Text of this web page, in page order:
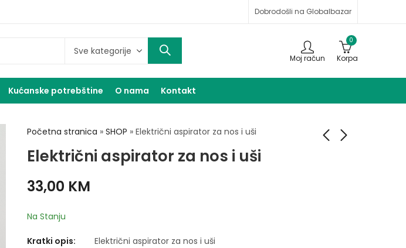
Dobrodošli na Globalbazar
Moj račun
0
Korpa
Kućanske potrebštine O nama Kontakt
Početna stranica » SHOP » Električni aspirator za nos i uši
Električni aspirator za nos i uši
33,00 KM
Na Stanju
Kratki opis: Električni aspirator za nos i uši